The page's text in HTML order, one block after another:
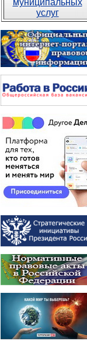
муниципальных
услуг